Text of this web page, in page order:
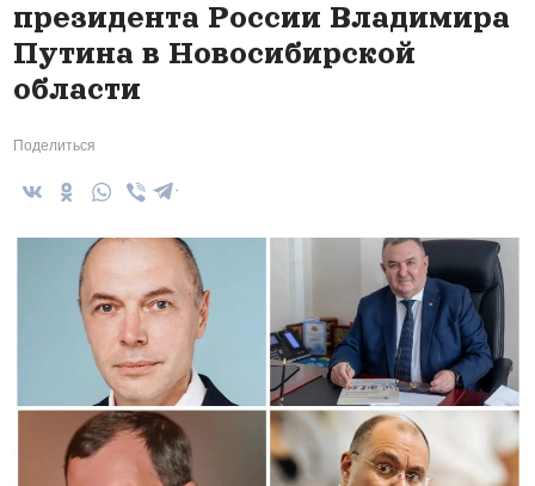
президента России Владимира
Путина в Новосибирской
области
Поделиться